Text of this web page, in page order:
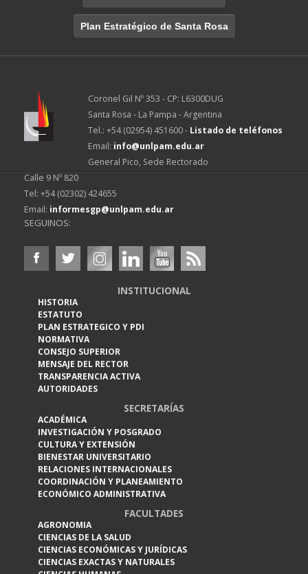
Plan Estratégico de Santa Rosa
Coronel Gil Nº 353 - CP: L6300DUG
Santa Rosa - La Pampa - Argentina
Tel.: +54 (02954) 451600 - Listado de teléfonos
Email: info@unlpam.edu.ar
General Pico, Sede Rectorado
Calle 9 Nº 820
Tel: +54 (02302) 424655
Email: informesgp@unlpam.edu.ar
SEGUINOS:
INSTITUCIONAL
HISTORIA
ESTATUTO
PLAN ESTRATEGICO Y PDI
NORMATIVA
CONSEJO SUPERIOR
MENSAJE DEL RECTOR
TRANSPARENCIA ACTIVA
AUTORIDADES
SECRETARÍAS
ACADÉMICA
INVESTIGACIÓN Y POSGRADO
CULTURA Y EXTENSIÓN
BIENESTAR UNIVERSITARIO
RELACIONES INTERNACIONALES
COORDINACIÓN Y PLANEAMIENTO
ECONÓMICO ADMINISTRATIVA
FACULTADES
AGRONOMIA
CIENCIAS DE LA SALUD
CIENCIAS ECONÓMICAS Y JURÍDICAS
CIENCIAS EXACTAS Y NATURALES